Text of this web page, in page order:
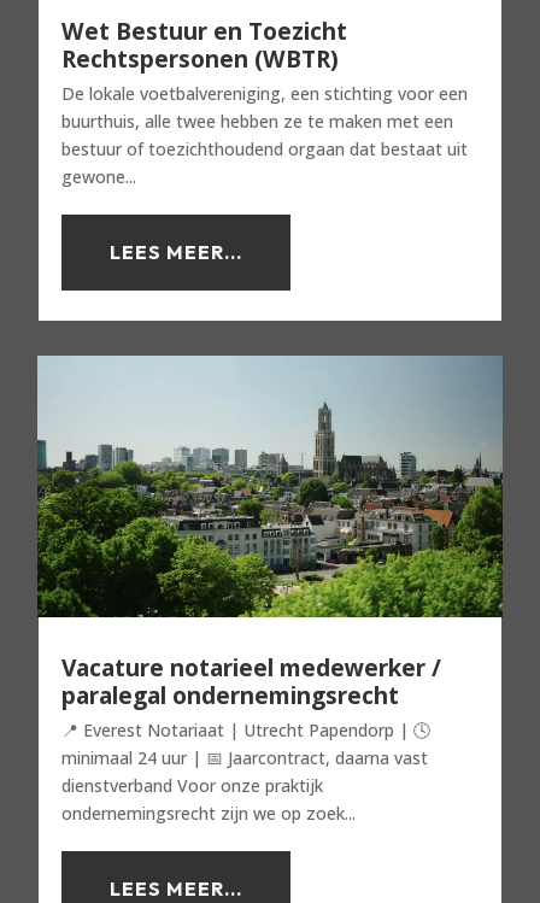
Wet Bestuur en Toezicht
Rechtspersonen (WBTR)
De lokale voetbalvereniging, een stichting voor een
buurthuis, alle twee hebben ze te maken met een
bestuur of toezichthoudend orgaan dat bestaat uit
gewone...
LEES MEER...
Vacature notarieel medewerker /
paralegal ondernemingsrecht
📍 Everest Notariaat | Utrecht Papendorp | 🕓
minimaal 24 uur | 📅 Jaarcontract, daarna vast
dienstverband Voor onze praktijk
ondernemingsrecht zijn we op zoek...
LEES MEER...